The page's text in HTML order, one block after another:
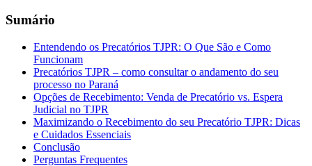
Sumário
Entendendo os Precatórios TJPR: O Que São e Como
Funcionam
Precatórios TJPR – como consultar o andamento do seu
processo no Paraná
Opções de Recebimento: Venda de Precatório vs. Espera
Judicial no TJPR
Maximizando o Recebimento do seu Precatório TJPR: Dicas
e Cuidados Essenciais
Conclusão
Perguntas Frequentes